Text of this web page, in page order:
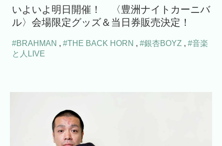
いよいよ明日開催！ 〈豊洲ナイトカーニバ
ル〉会場限定グッズ＆当日券販売決定！
#BRAHMAN , #THE BACK HORN , #銀杏BOYZ , #音楽
と人LIVE